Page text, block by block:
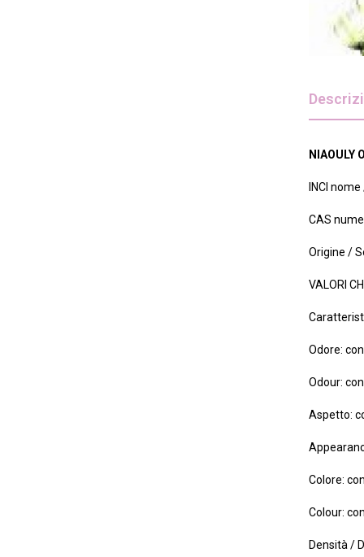
NIAOULY
INCI
CAS
Origine /
VALORI
Odore:
Odour:
Aspetto:
Colore:
Colour:
Densità /